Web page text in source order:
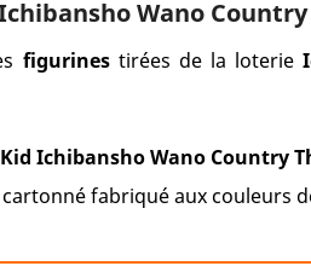
Ichibansho Wano
figurinestirées de la loterie
Ichibansho Wano Country
fabriqué aux couleurs